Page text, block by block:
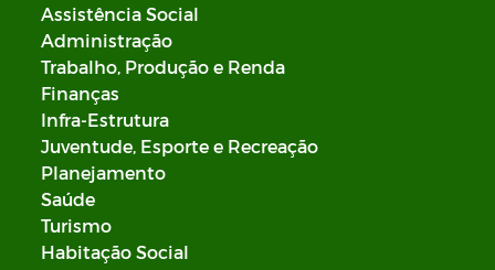
Assistência Social
Administração
Trabalho, Produção e Renda
Finanças
Infra-Estrutura
Juventude, Esporte e Recreação
Planejamento
Saúde
Turismo
Habitação Social